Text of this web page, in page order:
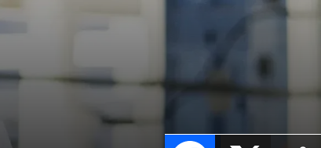
X
Facebook